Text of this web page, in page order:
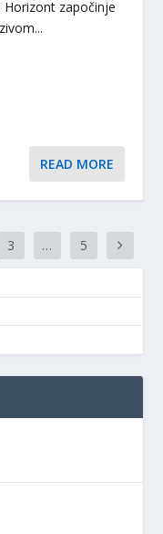
Horizont započinje
READ MORE
3 … 5